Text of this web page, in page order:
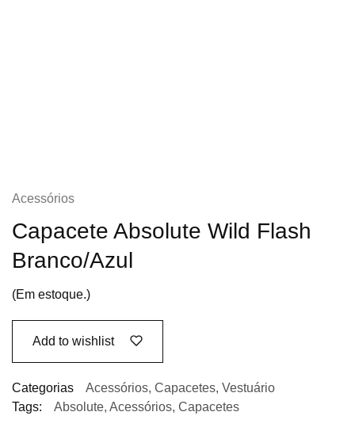
Acessórios
Capacete Absolute Wild Flash
Branco/Azul
(Em estoque.)
Add to wishlist
Categorias Acessórios, Capacetes, Vestuário
Tags:
Absolute, Acessórios, Capacetes